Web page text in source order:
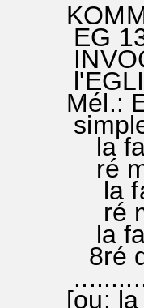
EG
Mél.:
la fa
ré
la fa
ré
la fa
8ré
[ou: